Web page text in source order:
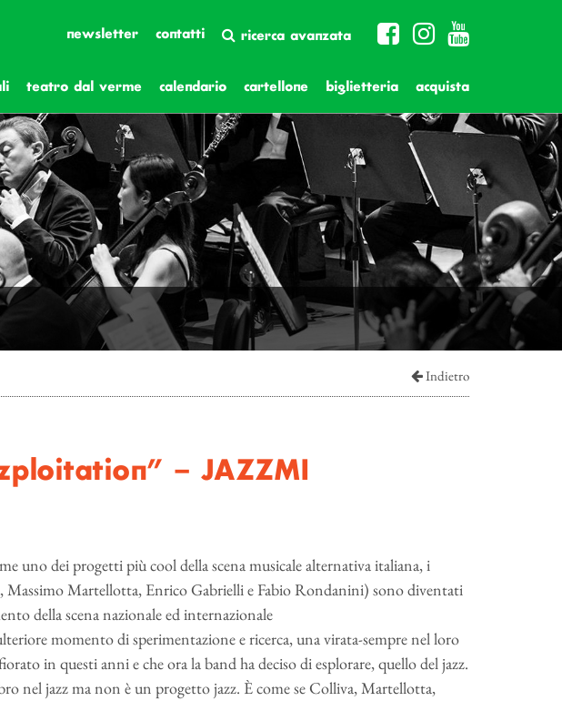
newsletter contatti ricerca avanzata
teatro dal verme calendario cartellone biglietteria acquista
Indietro
– JAZZMI
uno dei progetti più cool della scena musicale alternativa italiana, i
Martellotta, Enrico Gabrielli e Fabio Rondanini) sono diventati
della scena nazionale ed internazionale
momento di sperimentazione e ricerca, una virata-sempre nel loro
in questi anni e che ora la band ha deciso di esplorare, quello del jazz.
nel jazz ma non è un progetto jazz. È come se Colliva, Martellotta,